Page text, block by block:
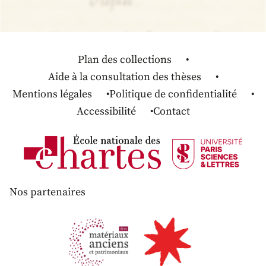
Plan des collections
Aide à la consultation des thèses
Mentions légales
Politique de confidentialité
Accessibilité
Contact
Nos partenaires